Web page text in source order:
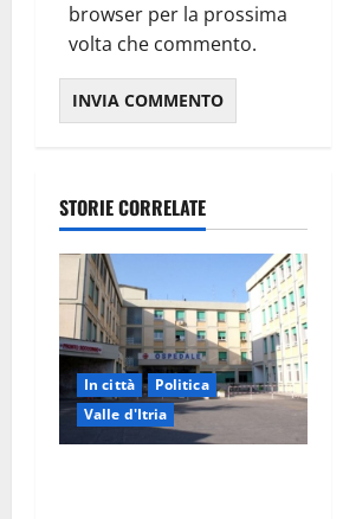
browser per la prossima
volta che commento.
STORIE CORRELATE
In città
Politica
Valle d'Itria